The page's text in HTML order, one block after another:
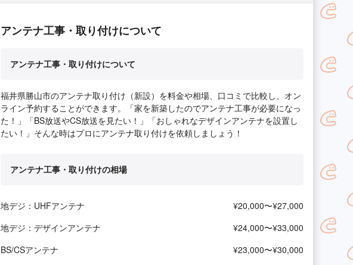
アンテナ工事・取り付けについて
アンテナ工事・取り付けについて
福井県勝山市のアンテナ取り付け（新設）を料金や相場、口コミで比較し、オン
ライン予約することができます。「家を新築したのでアンテナ工事が必要になっ
た！」「BS放送やCS放送を見たい！」「おしゃれなデザインアンテナを設置し
たい！」そんな時はプロにアンテナ取り付けを依頼しましょう！
アンテナ工事・取り付けの相場
地デジ：UHFアンテナ
¥20,000〜¥27,000
地デジ：デザインアンテナ
¥24,000〜¥33,000
BS/CSアンテナ
¥23,000〜¥30,000